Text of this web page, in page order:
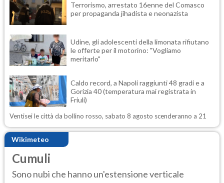
Terrorismo, arrestato 16enne del Comasco
per propaganda jihadista e neonazista
Udine, gli adolescenti della limonata rifiutano
le offerte per il motorino: "Vogliamo
meritarlo"
Caldo record, a Napoli raggiunti 48 gradi e a
Gorizia 40 (temperatura mai registrata in
Friuli)
Ventisei le città da bollino rosso, sabato 8 agosto scenderanno a 21
Wikimeteo
Cumuli
Sono nubi che hanno un'estensione verticale